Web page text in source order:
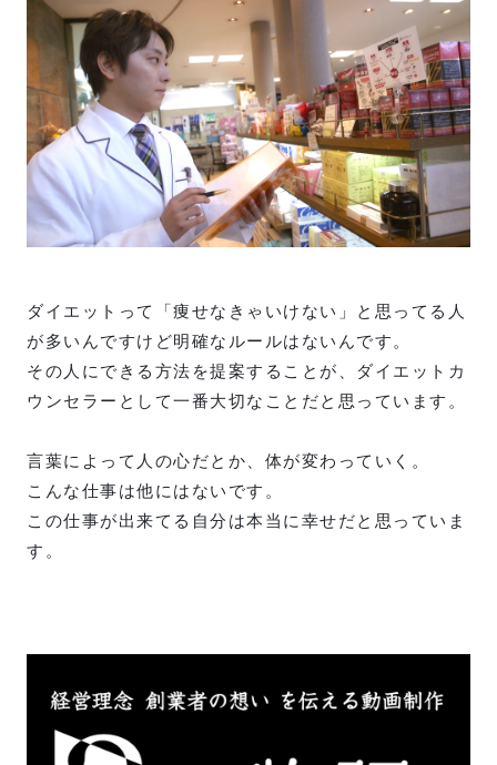
ダイエットって「痩せなきゃいけない」と思ってる人
が多いんですけど明確なルールはないんです。
その人にできる方法を提案することが、ダイエットカ
ウンセラーとして一番大切なことだと思っています。
言葉によって人の心だとか、体が変わっていく。
こんな仕事は他にはないです。
この仕事が出来てる自分は本当に幸せだと思っていま
す。